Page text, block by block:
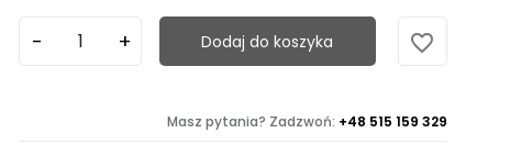
Dodaj do koszyka favorite_border
Masz pytania? Zadzwoń: +48 515 159 329